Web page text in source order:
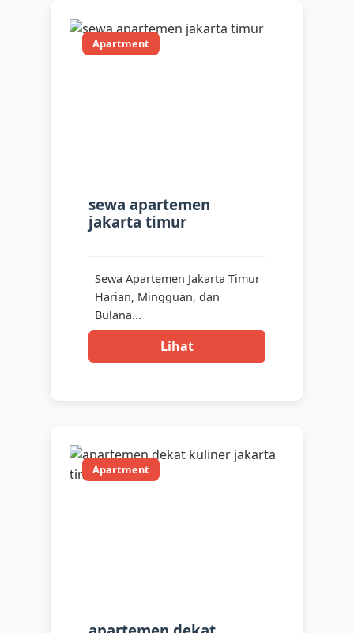
Apartment
sewa apartemen
jakarta timur
Sewa Apartemen Jakarta Timur
Harian, Mingguan, dan
Bulana...
Lihat
Apartment